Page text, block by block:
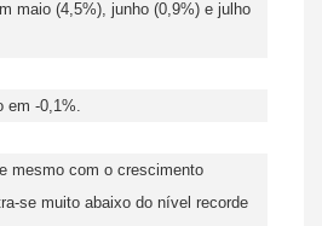
maio (4,5%), junho (0,9%) e julho
em -0,1%.
mesmo com o crescimento
se muito abaixo do nível recorde